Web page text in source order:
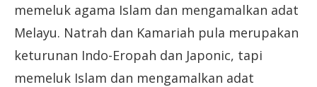
memeluk agama Islam dan mengamalkan adat
Melayu. Natrah dan Kamariah pula merupakan
keturunan Indo-Eropah dan Japonic, tapi
memeluk Islam dan mengamalkan adat